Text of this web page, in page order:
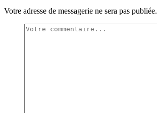
Votre adresse de messagerie ne sera pas publiée.